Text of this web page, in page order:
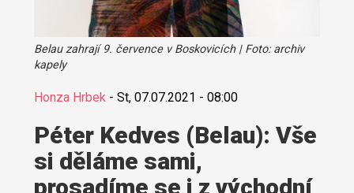
Belau zahrají 9. července v Boskovicích | Foto: archiv
kapely
Honza Hrbek- St, 07.07.2021 - 08:00
Péter Kedves (Belau): Vše
si děláme sami,
prosadíme se i z východní